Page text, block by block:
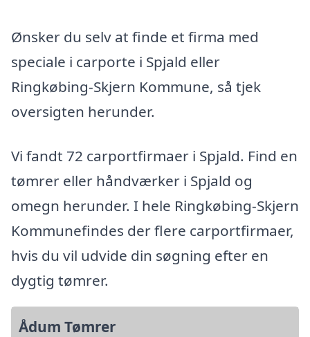
Ønsker du selv at finde et firma med
speciale i carporte i Spjald eller
Ringkøbing-Skjern Kommune, så tjek
oversigten herunder.
Vi fandt 72 carportfirmaer i Spjald. Find en
tømrer eller håndværker i Spjald og
omegn herunder. I hele Ringkøbing-Skjern
Kommunefindes der flere carportfirmaer,
hvis du vil udvide din søgning efter en
dygtig tømrer.
Ådum Tømrer